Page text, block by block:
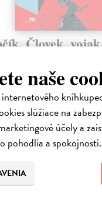
naše
internetového
slúžiace na
účely a
pohodlia a spokojnosti.
Človek,
Gabčík, väčšina z nás si
odbojára, atentát, kryptu v
21.8.2026,